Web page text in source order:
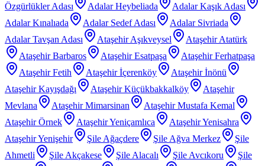
Özgürlükler Adası
Adalar Heybeliada
Adalar Kaşık Adası
Adalar Kınalıada
Adalar Sedef Adası
Adalar Sivriada
Adalar Tavşan Adası
Ataşehir Aşıkveysel
Ataşehir Atatürk
Ataşehir Barbaros
Ataşehir Esatpaşa
Ataşehir Ferhatpaşa
Ataşehir Fetih
Ataşehir İçerenköy
Ataşehir İnönü
Ataşehir Kayışdağı
Ataşehir Küçükbakkalköy
Ataşehir
Mevlana
Ataşehir Mimarsinan
Ataşehir Mustafa Kemal
Ataşehir Örnek
Ataşehir Yeniçamlıca
Ataşehir Yenisahra
Ataşehir Yenişehir
Şile Ağaçdere Şile Ağva Merkez
Şile
Ahmetli
Şile Akçakese Şile Alacalı Şile Avcıkoru
Şile